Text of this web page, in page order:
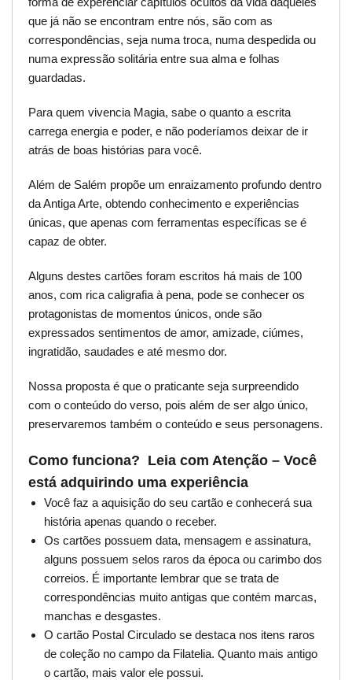
que já não se encontram entre nós, são com as
correspondências, seja numa troca, numa despedida ou
numa expressão solitária entre sua alma e folhas
guardadas.
Para quem vivencia Magia, sabe o quanto a escrita
carrega energia e poder, e não poderíamos deixar de ir
atrás de boas histórias para você.
Além de Salém propõe um enraizamento profundo dentro
da Antiga Arte, obtendo conhecimento e experiências
únicas, que apenas com ferramentas específicas se é
capaz de obter.
Alguns destes cartões foram escritos há mais de 100
anos, com rica caligrafia à pena, pode se conhecer os
protagonistas de momentos únicos, onde são
expressados sentimentos de amor, amizade, ciúmes,
ingratidão, saudades e até mesmo dor.
Nossa proposta é que o praticante seja surpreendido
com o conteúdo do verso, pois além de ser algo único,
preservaremos também o conteúdo e seus personagens.
Como funciona? Leia com Atenção – Você
está adquirindo uma experiência
Você faz a aquisição do seu cartão e conhecerá sua
história apenas quando o receber.
Os cartões possuem data, mensagem e assinatura,
alguns possuem selos raros da época ou carimbo dos
correios. É importante lembrar que se trata de
correspondências muito antigas que contém marcas,
manchas e desgastes.
O cartão Postal Circulado se destaca nos itens raros
de coleção no campo da Filatelia. Quanto mais antigo
o cartão, mais valor ele possui.